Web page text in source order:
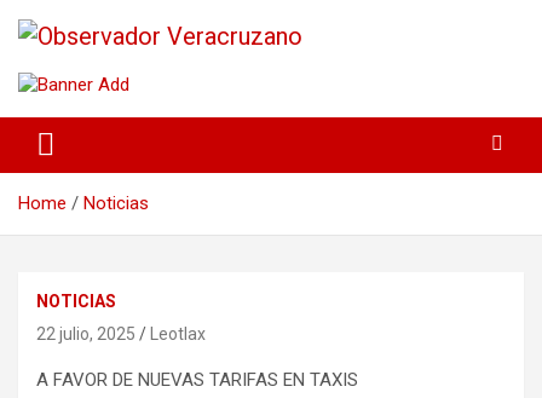
Observador Veracruzano
Home Noticias
NOTICIAS
22 julio, 2025
Leotlax
A FAVOR DE NUEVAS TARIFAS EN TAXIS